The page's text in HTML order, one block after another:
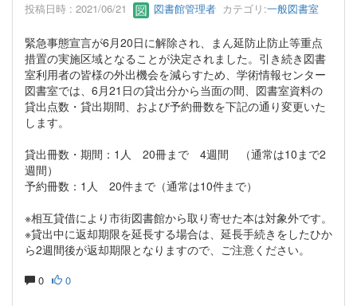
投稿日時 : 2021/06/21 図書館管理者 カテゴリ:一般図書室
緊急事態宣言が6月20日に解除され、まん延防止防止等重点
措置の実施区域となることが決定されました。引き続き図書
室利用者の皆様の外出機会を減らすため、学術情報センター
図書室では、6月21日の貸出分から当面の間、図書室資料の
貸出点数・貸出期間、および予約冊数を下記の通り変更いた
します。
貸出冊数・期間：1人 20冊まで 4週間 （通常は10まで2
週間）
予約冊数：1人 20件まで（通常は10件まで）
※相互貸借により市街図書館から取り寄せた本は対象外です。
※貸出中に返却期限を延長する場合は、延長手続きをしたひか
ら2週間後が返却期限となりますので、ご注意ください。
0 0